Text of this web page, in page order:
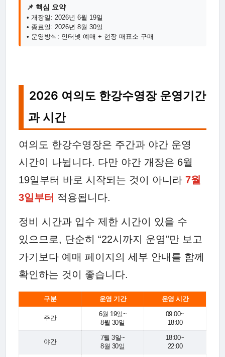
📌 핵심 요약
• 개장일: 2026년 6월 19일
• 종료일: 2026년 8월 30일
• 운영방식: 인터넷 예매 + 현장 매표소 구매
2026 여의도 한강수영장 운영기간
과 시간
여의도 한강수영장은 주간과 야간 운영
시간이 나뉩니다. 다만 야간 개장은 6월
19일부터 바로 시작되는 것이 아니라 7월
3일부터 적용됩니다.
정비 시간과 입수 제한 시간이 있을 수
있으므로, 단순히 “22시까지 운영”만 보고
가기보다 예매 페이지의 세부 안내를 함께
확인하는 것이 좋습니다.
구분 운영 기간 운영 시간
주간
6월 19일~
8월 30일
09:00~
18:00
야간
7월 3일~
8월 30일
18:00~
22:00